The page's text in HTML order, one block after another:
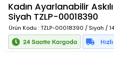
Kadın Ayarlanabilir
Siyah TZLP-00018390
Ürün Kodu : TZLP-00018390 / Siyah /